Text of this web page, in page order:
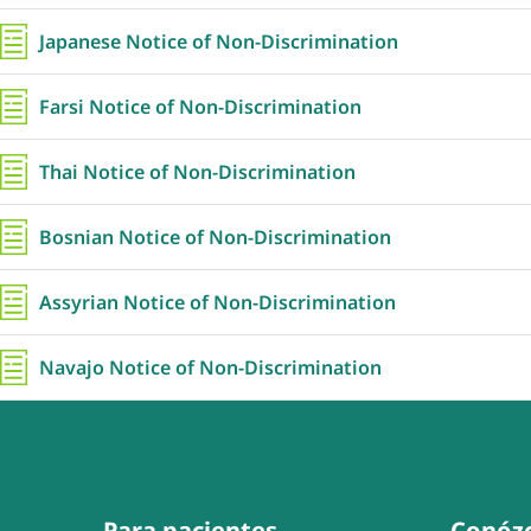
Japanese Notice of Non-Discrimination
Farsi Notice of Non-Discrimination
Thai Notice of Non-Discrimination
Bosnian Notice of Non-Discrimination
Assyrian Notice of Non-Discrimination
Navajo Notice of Non-Discrimination